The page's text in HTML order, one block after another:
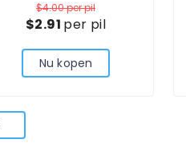
$4.00per pil
$2.91 per pil
Nu kopen